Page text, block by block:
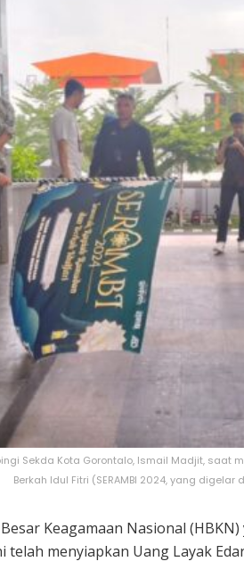
Sekda Kota Gorontalo, Ismail Madjit,
Berkah Idul Fitri (SERAMBI 2024, yang
Keagamaan Nasional
menyiapkan Uang Layak